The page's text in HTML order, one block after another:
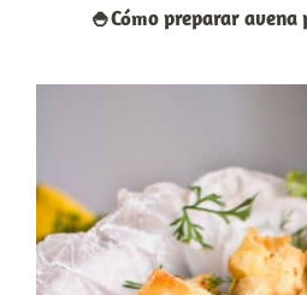
🍚Cómo preparar avena